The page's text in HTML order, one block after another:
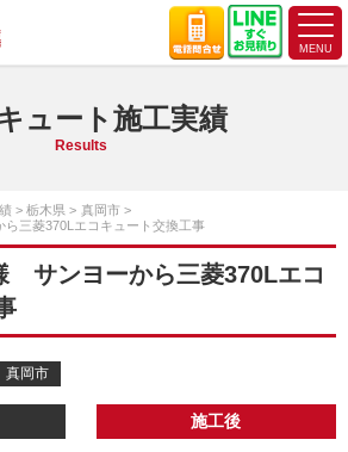
ュート施工実績
Results
栃木県
真岡市
三菱370Lエコキュート交換工事
サンヨーから三菱370Lエコ
真岡市
施工後